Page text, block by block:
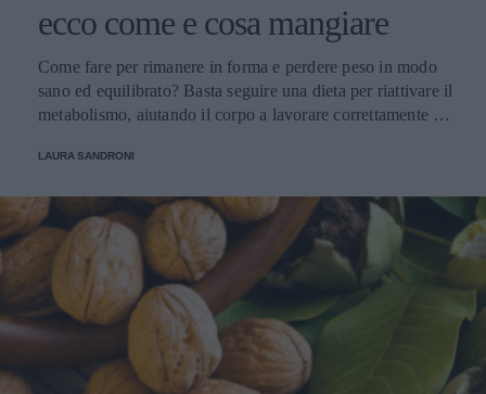
ecco come e cosa mangiare
Come fare per rimanere in forma e perdere peso in modo
sano ed equilibrato? Basta seguire una dieta per riattivare il
metabolismo, aiutando il corpo a lavorare correttamente e
LAURA SANDRONI